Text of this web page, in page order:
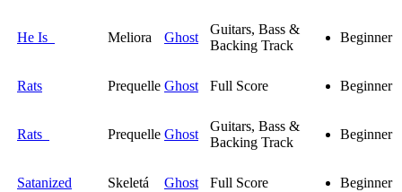
He Is Meliora Ghost
Guitars, Bass &
Backing Track
Beginner
Rats Prequelle Ghost Full Score Beginner
Rats Prequelle Ghost
Guitars, Bass &
Backing Track
Beginner
Satanized Skeletá Ghost Full Score Beginner